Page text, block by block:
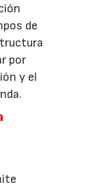
de
por
y el